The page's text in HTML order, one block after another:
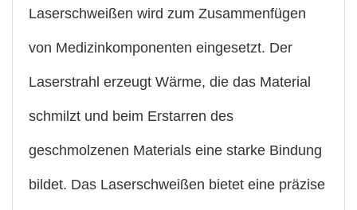
Laserschweißen wird zum Zusammenfügen
von Medizinkomponenten eingesetzt. Der
Laserstrahl erzeugt Wärme, die das Material
schmilzt und beim Erstarren des
geschmolzenen Materials eine starke Bindung
bildet. Das Laserschweißen bietet eine präzise